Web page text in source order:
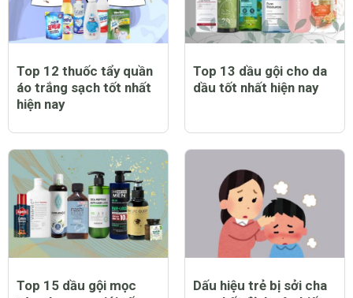
Top 12 thuốc tẩy quần
áo trắng sạch tốt nhất
hiện nay
Top 13 dầu gội cho da
dầu tốt nhất hiện nay
Top 15 dầu gội mọc
Dấu hiệu trẻ bị sởi cha